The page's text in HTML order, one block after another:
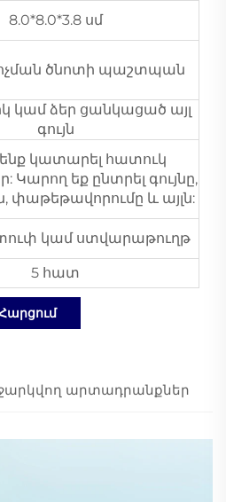
8.0*8.0*3.8 սմ
ծնոտի պաշտպան
կամ ձեր ցանկացած այլ
գույն
կատարել հատուկ
Կարող եք ընտրել գույնը,
փաթեթավորումը և այլն:
կամ ստվարաթուղթ
5 հատ
արտադրանքներ